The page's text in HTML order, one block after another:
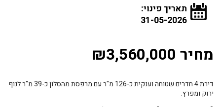
תאריך פינוי:
31-05-2026
מחיר ₪3,560,000
דירת 4 חדרים שטוחה וענקית כ-126 מ"ר עם מרפסת מהסלון כ-39 מ"ר לנוף
ירוק ומפרץ.